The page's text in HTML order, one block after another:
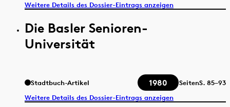
Weitere Details des Dossier-Eintrags anzeigen
Die Basler Senioren-
Universität
Stadtbuch-Artikel 1980 SeitenS. 85–93
Weitere Details des Dossier-Eintrags anzeigen